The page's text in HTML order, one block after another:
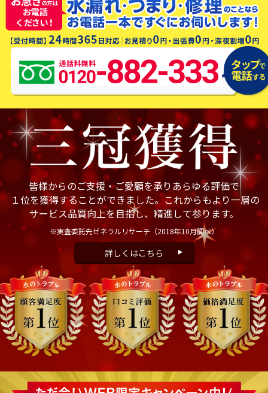
皆様からのご支援・ご愛顧を承りあらゆる評価で
１位を獲得することができました。これからもより一層の
サービス品質向上を目指し、精進して参ります。
※実査委託先ゼネラルリサーチ （2018年10月調べ）
詳しくはこちら